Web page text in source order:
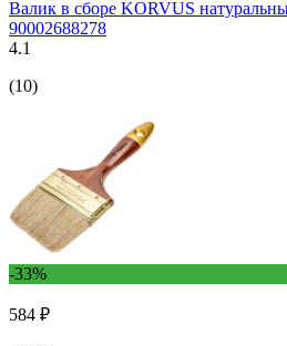
Валик в сборе KORVUS
90002688278
4.1
(10)
-33%
584 ₽